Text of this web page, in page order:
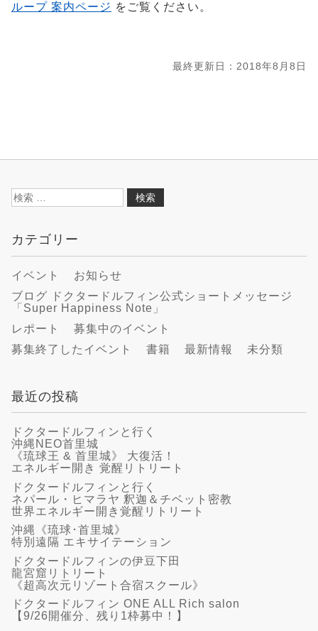
ループ 案内ページ をご覧ください。
最終更新日：2018年8月8日
検
カテゴリー
イベント
お知らせ
ブログ ドクタードルフィン公式ショートメッセージ
「Super Happiness Note」
レポート
募集中のイベント
募集終了したイベント
書籍 最新情報 未分類
最近の投稿
ドクタードルフィンと行く
沖縄NEO首里城
《琉球王 & 首里城》 大復活！
エネルギー開き 覚醒リトリート
ドクタードルフィンと行く
ネパール・ヒマラヤ 釈迦＆チベット密教
世界エネルギー開き覚醒リトリート
沖縄《琉球･首里城》
特別遠隔 エキサイテーション
ドクタードルフィンの伊豆下田
龍宮窟リトリート
《超高次元リゾート合宿スクール》
ドクタードルフィン ONE ALL Rich salon
【9/26開催分、残り1枠募中！】